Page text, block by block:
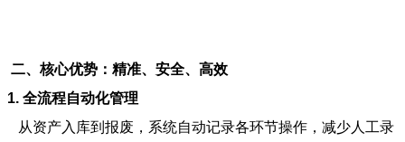
二、核心优势：精准、安全、高效
1. 全流程自动化管理
从资产入库到报废，系统自动记录各环节操作，减少人工录